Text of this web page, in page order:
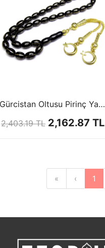
Gürcistan Oltusu Pirinç Yarma ve Nokta İşleme
2,403.19 TL 2,162.87 TL
« ‹ 1